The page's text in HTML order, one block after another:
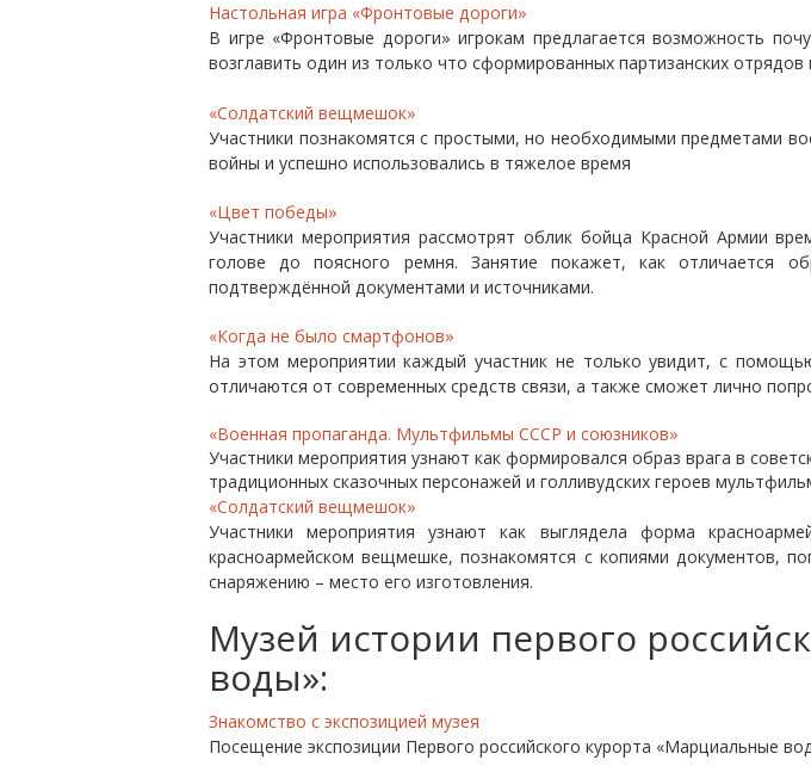
Настольная игра «Фронтовые дороги»
В игре «Фронтовые дороги» игрокам предлагается возможность
возглавить один из только что сформированных партизанских отрядов
«Солдатский вещмешок»
Участники познакомятся с простыми, но необходимыми предметами
войны и успешно использовались в тяжелое время
«Цвет победы»
Участники мероприятия рассмотрят облик бойца Красной Армии
голове до поясного ремня. Занятие покажет, как отличается
подтверждённой документами и источниками.
«Когда не было смартфонов»
На этом мероприятии каждый участник не только увидит, с
отличаются от современных средств связи, а также сможет лично
«Военная пропаганда. Мультфильмы СССР и союзников»
Участники мероприятия узнают как формировался образ врага в
традиционных сказочных персонажей и голливудских героев
«Солдатский вещмешок»
Участники мероприятия узнают как выглядела форма
красноармейском вещмешке, познакомятся с копиями документов,
снаряжению – место его изготовления.
Музей истории первого
воды»:
Знакомство с экспозицией музея
Посещение экспозиции Первого российского курорта «Марциальные